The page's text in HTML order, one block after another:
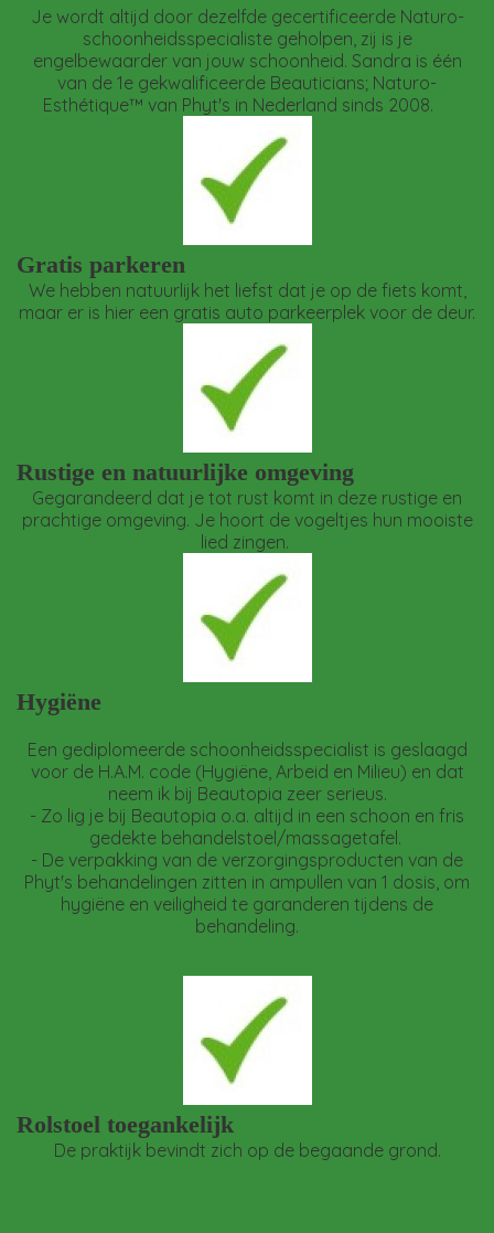
Je wordt altijd door dezelfde gecertificeerde Naturo-
schoonheidsspecialiste geholpen, zij is je
engelbewaarder van jouw schoonheid. Sandra is één
van de 1e gekwalificeerde Beauticians; Naturo-
Esthétique™ van Phyt's in Nederland sinds 2008.
Gratis parkeren
We hebben natuurlijk het liefst dat je op de fiets komt,
maar er is hier een gratis auto parkeerplek voor de deur.
Rustige en natuurlijke omgeving
Gegarandeerd dat je tot rust komt in deze rustige en
prachtige omgeving. Je hoort de vogeltjes hun mooiste
lied zingen.
Hygiëne
Een gediplomeerde schoonheidsspecialist is geslaagd
voor de H.A.M. code (Hygiëne, Arbeid en Milieu) en dat
neem ik bij Beautopia zeer serieus.
- Zo lig je bij Beautopia o.a. altijd in een schoon en fris
gedekte behandelstoel/massagetafel.
- De verpakking van de verzorgingsproducten van de
Phyt's behandelingen zitten in ampullen van 1 dosis, om
hygiëne en veiligheid te garanderen tijdens de
behandeling.
Rolstoel toegankelijk
De praktijk bevindt zich op de begaande grond.